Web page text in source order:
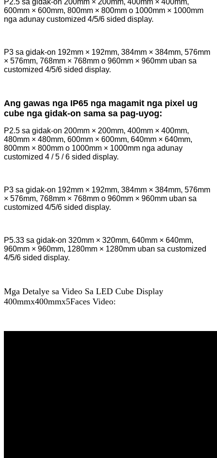
P2.5 sa gidak-on 200mm × 200mm, 400mm × 400mm,
600mm × 600mm, 800mm × 800mm o 1000mm × 1000mm
nga adunay customized 4/5/6 sided display.
P3 sa gidak-on 192mm × 192mm, 384mm × 384mm, 576mm
× 576mm, 768mm × 768mm o 960mm × 960mm uban sa
customized 4/5/6 sided display.
Ang gawas nga IP65 nga magamit nga pixel ug
cube nga gidak-on sama sa pag-uyog:
P2.5 sa gidak-on 200mm × 200mm, 400mm × 400mm,
480mm × 480mm, 600mm × 600mm, 640mm × 640mm,
800mm × 800mm o 1000mm × 1000mm nga adunay
customized 4 / 5 / 6 sided display.
P3 sa gidak-on 192mm × 192mm, 384mm × 384mm, 576mm
× 576mm, 768mm × 768mm o 960mm × 960mm uban sa
customized 4/5/6 sided display.
P5.33 sa gidak-on 320mm × 320mm, 640mm × 640mm,
960mm × 960mm, 1280mm × 1280mm uban sa customized
4/5/6 sided display.
Mga Detalye sa Video Sa LED Cube Display
400mmx400mmx5Faces Video: